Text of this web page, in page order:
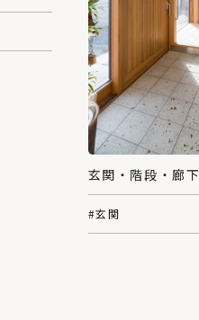
玄関・階段・廊下
#玄関